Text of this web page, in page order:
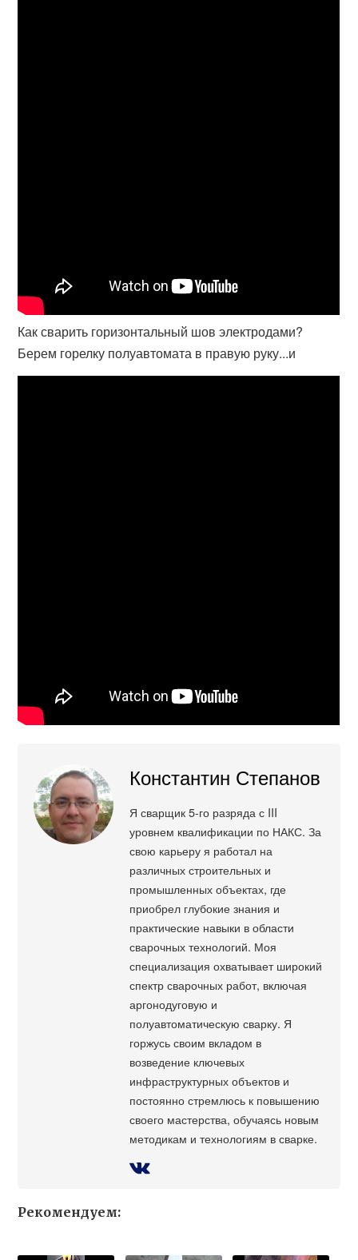
Как сварить горизонтальный шов электродами?
Берем горелку полуавтомата в правую руку...и
Константин Степанов
Я сварщик 5-го разряда с III
уровнем квалификации по НАКС. За
свою карьеру я работал на
различных строительных и
промышленных объектах, где
приобрел глубокие знания и
практические навыки в области
сварочных технологий. Моя
специализация охватывает широкий
спектр сварочных работ, включая
аргонодуговую и
полуавтоматическую сварку. Я
горжусь своим вкладом в
возведение ключевых
инфраструктурных объектов и
постоянно стремлюсь к повышению
своего мастерства, обучаясь новым
методикам и технологиям в сварке.
Рекомендуем: